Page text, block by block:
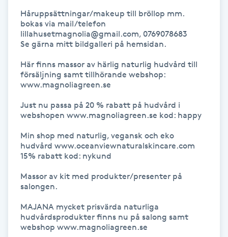
Hälsa
Hälsprickor
Idrottsmassage
IPL hårborttagning
IR-massage
Japansk massage
Håruppsättningar/makeup till bröllop mm.
bokas via mail/telefon
lillahusetmagnolia@gmail.com, 0769078683
Se gärna mitt bildgalleri på hemsidan.
Här finns massor av härlig naturlig hudvård till
försäljning samt tillhörande webshop:
www.magnoliagreen.se
Just nu passa på 20 % rabatt på hudvård i
webshopen www.magnoliagreen.se kod: happy
Min shop med naturlig, vegansk och eko
hudvård www.oceanviewnaturalskincare.com
15% rabatt kod: nykund
Massor av kit med produkter/presenter på
salongen.
MAJANA mycket prisvärda naturliga
hudvårdsprodukter finns nu på salong samt
webshop www.magnoliagreen.se